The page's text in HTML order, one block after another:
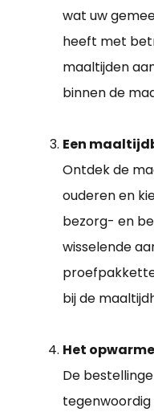
wat uw
heeft met
maaltijden
binnen de
Een
Ontdek de
ouderen en
bezorg- en
wisselende
bij de
Het
De
tegenwoordig